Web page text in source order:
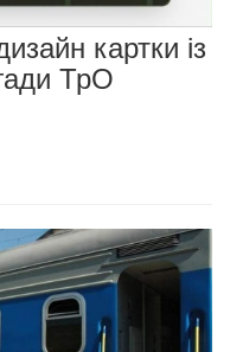
картки із
ТрО